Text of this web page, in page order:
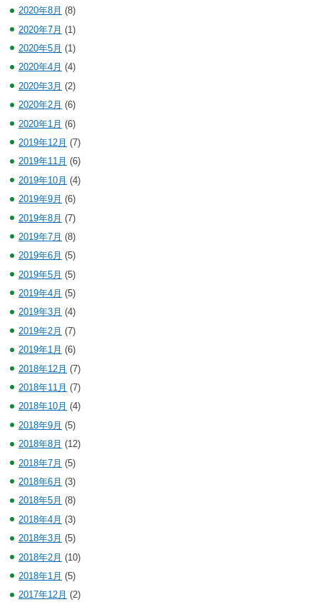
2020年8月 (8)
2020年7月 (1)
2020年5月 (1)
2020年4月 (4)
2020年3月 (2)
2020年2月 (6)
2020年1月 (6)
2019年12月 (7)
2019年11月 (6)
2019年10月 (4)
2019年9月 (6)
2019年8月 (7)
2019年7月 (8)
2019年6月 (5)
2019年5月 (5)
2019年4月 (5)
2019年3月 (4)
2019年2月 (7)
2019年1月 (6)
2018年12月 (7)
2018年11月 (7)
2018年10月 (4)
2018年9月 (5)
2018年8月 (12)
2018年7月 (5)
2018年6月 (3)
2018年5月 (8)
2018年4月 (3)
2018年3月 (5)
2018年2月 (10)
2018年1月 (5)
2017年12月 (2)